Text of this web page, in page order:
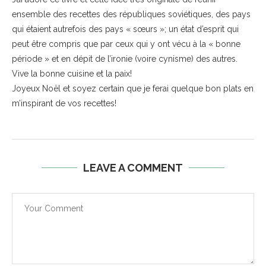
ensemble des recettes des républiques soviétiques, des pays
qui étaient autrefois des pays « sœurs »; un état d’esprit qui
peut être compris que par ceux qui y ont vécu à la « bonne
période » et en dépit de l’ironie (voire cynisme) des autres.
Vive la bonne cuisine et la paix!
Joyeux Noël et soyez certain que je ferai quelque bon plats en
m’inspirant de vos recettes!
LEAVE A COMMENT